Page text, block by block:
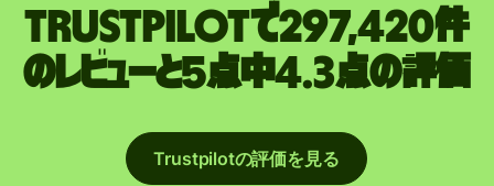
Trustpilotで297,420件
のレビューと5点中4.3点の評価
Trustpilotの評価を見る